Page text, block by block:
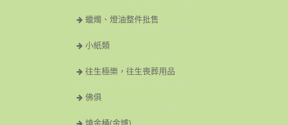
蠟燭、燈油整件批售
小紙類
往生極樂，往生喪葬用品
佛俱